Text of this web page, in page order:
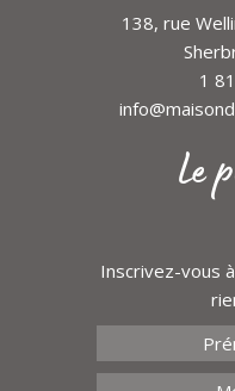
138, rue
1
Le
Inscrivez-vous